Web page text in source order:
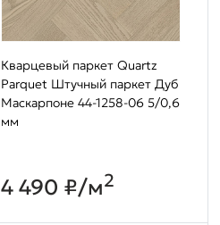
Кварцевый паркет Quartz
Parquet Штучный паркет Дуб
Маскарпоне 44-1258-06 5/0,6
мм
4 490 ₽/м2